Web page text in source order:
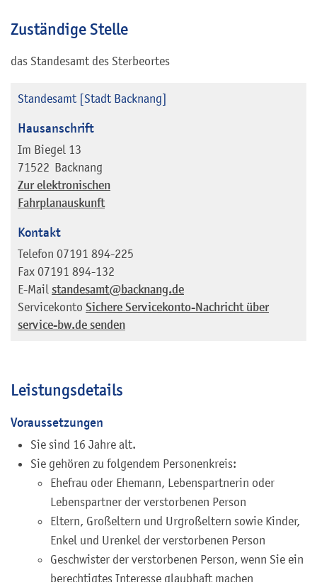
Zuständige Stelle
das Standesamt des Sterbeortes
Standesamt [Stadt Backnang]
Hausanschrift
Im Biegel 13
71522 Backnang
Zur elektronischen
Fahrplanauskunft
Kontakt
Telefon 07191 894-225
Fax 07191 894-132
E-Mail standesamt@backnang.de
Servicekonto Sichere Servicekonto-Nachricht über
service-bw.de senden
Leistungsdetails
Voraussetzungen
Sie sind 16 Jahre alt.
Sie gehören zu folgendem Personenkreis:
Ehefrau oder Ehemann, Lebenspartnerin oder
Lebenspartner der verstorbenen Person
Eltern, Großeltern und Urgroßeltern sowie Kinder,
Enkel und Urenkel der verstorbenen Person
Geschwister der verstorbenen Person, wenn Sie ein
berechtigtes Interesse glaubhaft machen